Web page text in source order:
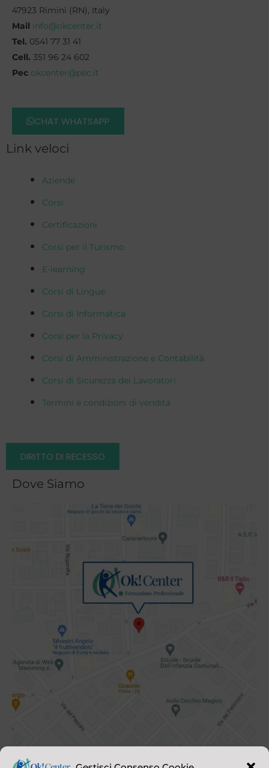
47923 Rimini (RN), Italy
Mail info@okcenter.it
Tel. 0541 77 31 41
Cell. 351 96 24 602
Pec okcenter@pec.it
CHAT WHATSAPP
Link veloci
Aziende
Corsi
Certificazioni
Corsi per il Turismo
E-learning
Corsi di Lingue
Corsi di Informatica
Corsi per la Privacy
Corsi di Amministrazione e Contabilità
Corsi di Sicurezza dei Lavoratori
Termini e condizioni di vendita
DIRITTO DI RECESSO
Dove Siamo